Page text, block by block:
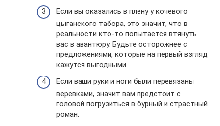
Если вы оказались в плену у кочевого
цыганского табора, это значит, что в
реальности кто-то попытается втянуть
вас в авантюру. Будьте осторожнее с
предложениями, которые на первый взгляд
кажутся выгодными.
Если ваши руки и ноги были перевязаны
веревками, значит вам предстоит с
головой погрузиться в бурный и страстный
роман.